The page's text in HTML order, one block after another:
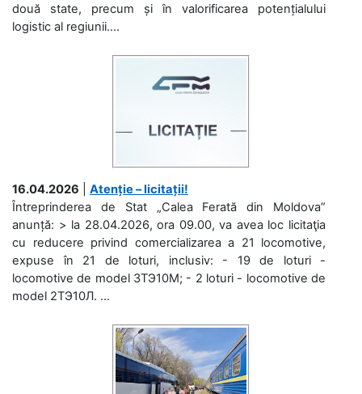
două state, precum și în valorificarea potențialului
logistic al regiunii....
16.04.2026
Atenție – licitații!
Întreprinderea de Stat „Calea Ferată din Moldova”
anunță: > la 28.04.2026, ora 09.00, va avea loc licitaţia
cu reducere privind comercializarea a 21 locomotive,
expuse în 21 de loturi, inclusiv: - 19 de loturi -
locomotive de model 3ТЭ10М; - 2 loturi - locomotive de
model 2ТЭ10Л. ...